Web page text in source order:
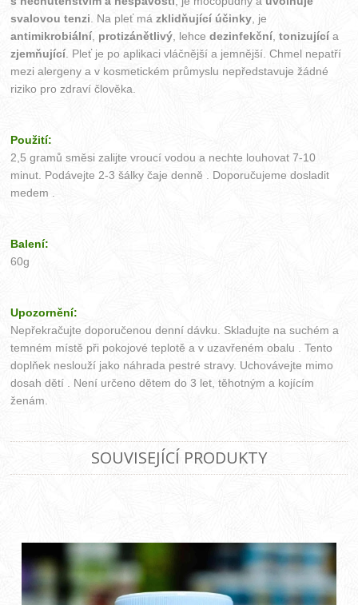
svalovou tenzi . Na pleť mázklidňující účinky , je
antimikrobiální protizánětlivý , lehcedezinfekční ,tonizující a
zjemňující . Pleť je po aplikaci vláčnější a jemnější. Chmel nepatří
mezi alergeny a v kosmetickém průmyslu nepředstavuje žádné
riziko pro zdraví člověka.
Použití:
2,5 gramů směsi zalijte vroucí vodou a nechte louhovat 7-10
minut. Podávejte 2-3 šálky čaje denně . Doporučujeme dosladit
medem .
Balení:
60g
Upozornění:
Nepřekračujte doporučenou denní dávku. Skladujte na suchém a
temném místě při pokojové teplotě a v uzavřeném obalu . Tento
doplňek neslouží jako náhrada pestré stravy. Uchovávejte mimo
dosah dětí . Není určeno dětem do 3 let, těhotným a kojícím
ženám.
SOUVISEJÍCÍ PRODUKTY